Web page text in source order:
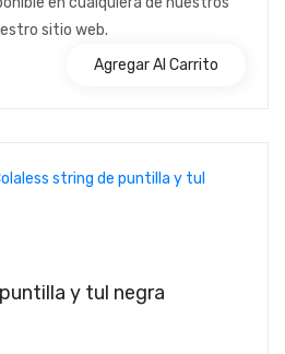
sitio web.
Agregar Al Carrito
y tul negra